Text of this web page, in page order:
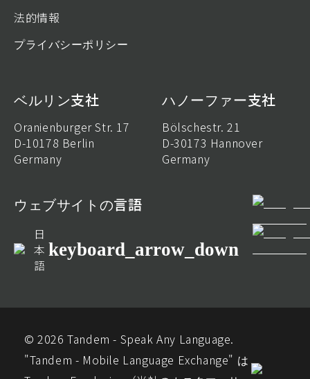
法的情報
プライバシーポリシー
ベルリン支社
Oranienburger Str. 17
D-10178 Berlin
Germany
ハノーファー支社
Bölschestr. 21
D-30173 Hannover
Germany
ウェブサイトの言語
日
本
語
keyboard_arrow_down
© 2026 Tandem - Speak Any Language.
"Tandem - Mobile Language Exchange" は